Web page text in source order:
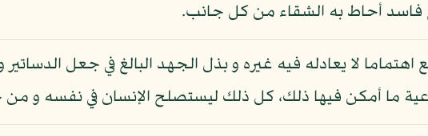
أحاط به الشقاء من كل جانب.
لا يعادله فيه غيره و بذل الجهد البالغ في جعل الدساتير
ما أمكن فيها ذلك، كل ذلك ليستصلح الإنسان في نفسه و